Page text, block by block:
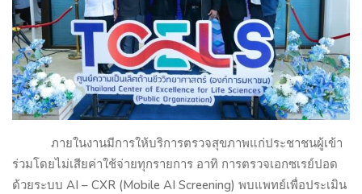
ภายในงานมีการให้บริการตรวจสุขภาพแก่ประชาชนผู้เข้า
ร่วมโดยไม่เสียค่าใช้จ่ายทุกรายการ อาทิ การตรวจเอกซเรย์ปอด
ด้วยระบบ AI – CXR (Mobile AI Screening) พบแพทย์เพื่อประเมิน